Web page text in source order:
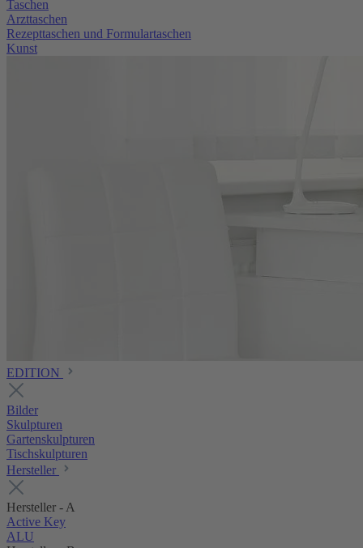
Taschen
Arzttaschen
Rezepttaschen und Formulartaschen
Kunst
EDITION
Bilder
Skulpturen
Gartenskulpturen
Tischskulpturen
Hersteller
Hersteller - A
Active Key
ALU